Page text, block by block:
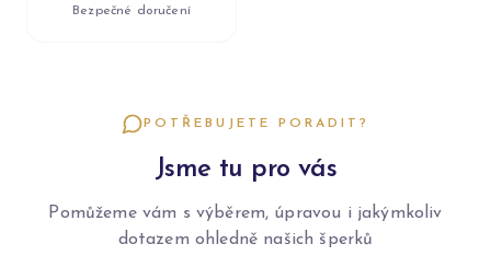
Bezpečné doručení
POTŘEBUJETE PORADIT?
Jsme tu pro vás
Pomůžeme vám s výběrem, úpravou i jakýmkoliv
dotazem ohledně našich šperků